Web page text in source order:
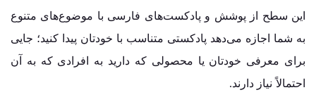
این سطح از پوشش و پادکست‌های فارسی با موضوع‌های متنوع
به شما اجازه می‌دهد پادکستی متناسب با خودتان پیدا کنید؛ جایی
برای معرفی خودتان یا محصولی که دارید به افرادی که به آن
احتمالاً نیاز دارند.